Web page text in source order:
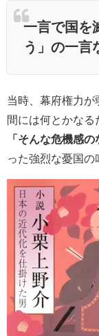
一言で国を
う」の一言
当時、幕府権力
間には何とかなる
「そんな危機感の
った強烈な憂国の